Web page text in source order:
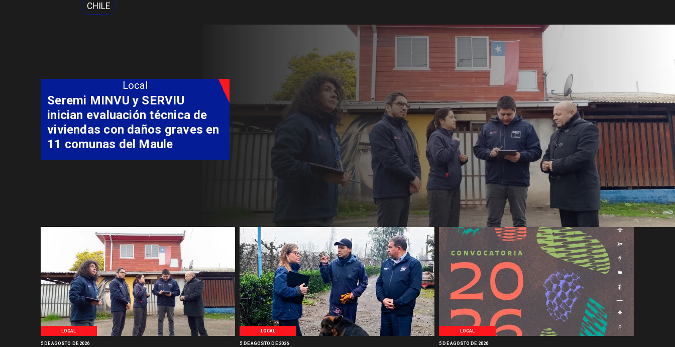
CHILE
LOCAL
5 DE AGOSTO DE 2026
LOCAL
5 DE AGOSTO DE 2026
LOCAL
5 DE AGOSTO DE 2026
Local
Fondo Orasmi entrega apoyo a
familia de Romeral para
costear alimentación
especializada de niño con
Síndrome de Intestino Corto